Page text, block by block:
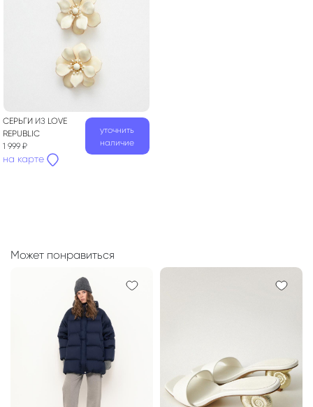
СЕРЬГИ ИЗ LOVE
REPUBLIC
1 999 ₽
на карте
уточнить
наличие
Может понравиться